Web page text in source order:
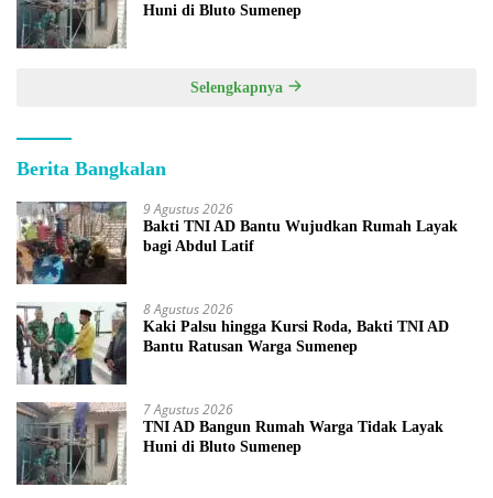
Huni di Bluto Sumenep
Selengkapnya
Berita Bangkalan
9 Agustus 2026
Bakti TNI AD Bantu Wujudkan Rumah Layak
bagi Abdul Latif
8 Agustus 2026
Kaki Palsu hingga Kursi Roda, Bakti TNI AD
Bantu Ratusan Warga Sumenep
7 Agustus 2026
TNI AD Bangun Rumah Warga Tidak Layak
Huni di Bluto Sumenep